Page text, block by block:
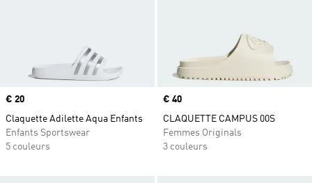
Prix
€ 20
Claquette Adilette Aqua Enfants
Enfants Sportswear
5 couleurs
Prix
€ 40
CLAQUETTE CAMPUS 00S
Femmes Originals
3 couleurs